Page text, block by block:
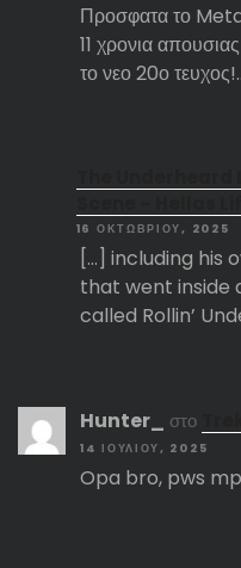
Προσφατα το
11 χρονια
το νεο 20ο
16 ΟΚΤΩΒΡΊΟΥ, 2025
[…] including his
that went inside
called Rollin’
Hunter_ στο
14 ΙΟΥΛΊΟΥ, 2025
Opa bro, pws